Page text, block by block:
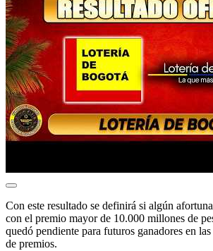
Con este resultado se definirá si algún
con el premio mayor de 10.000 millones de
quedó pendiente para futuros ganadores en
de premios.